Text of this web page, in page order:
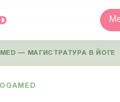
— МАГИСТРАТУРА В ЙОГЕ